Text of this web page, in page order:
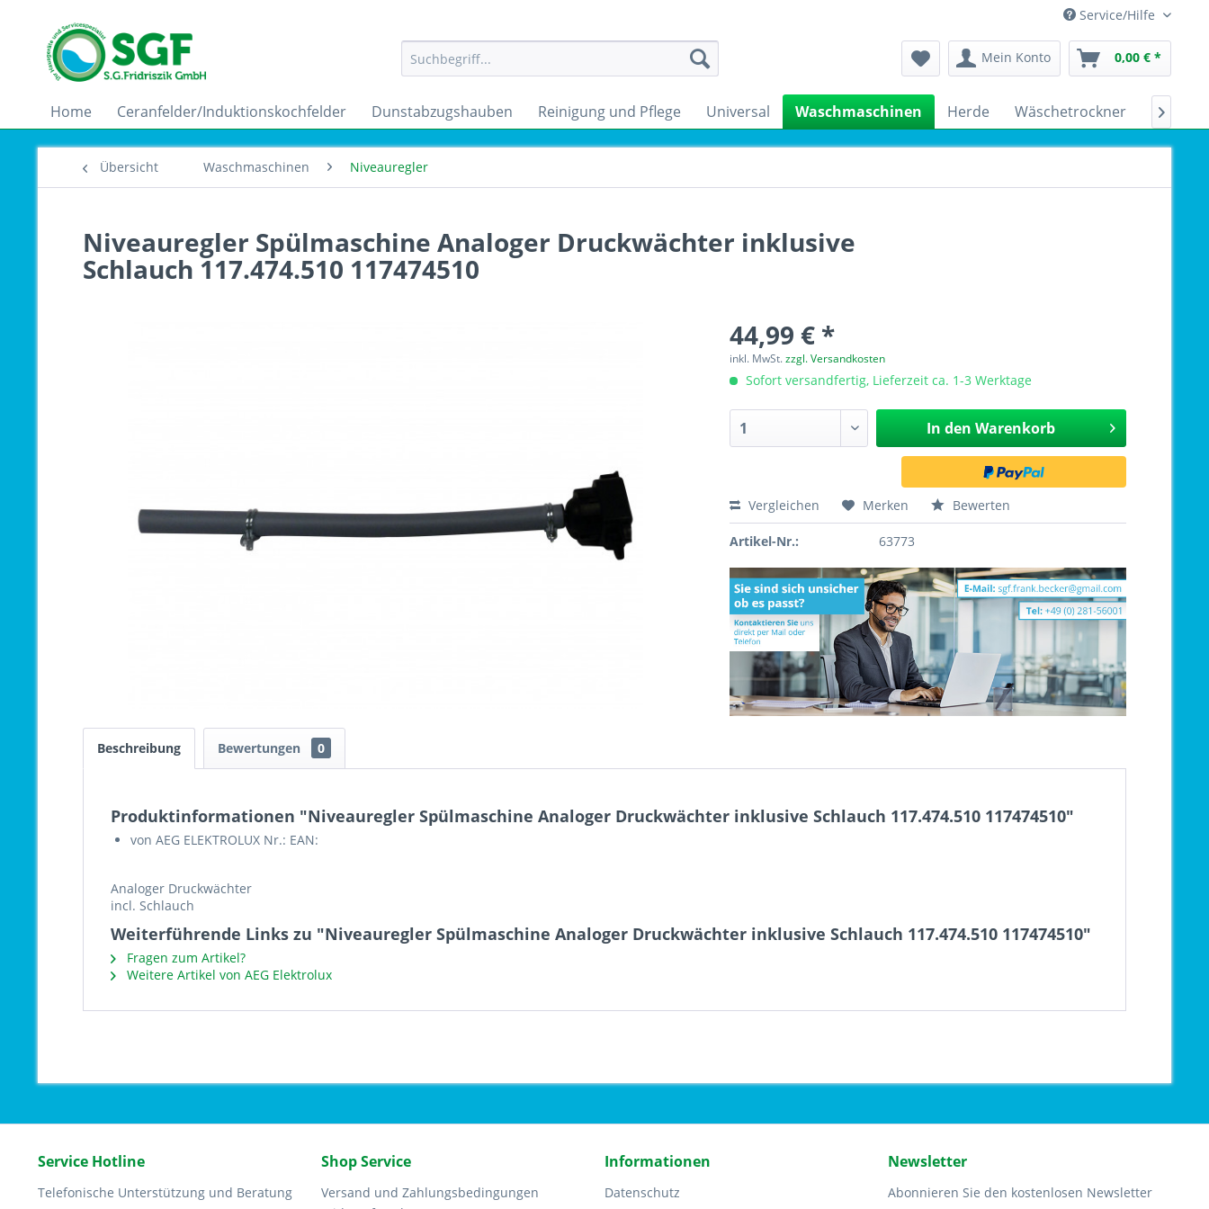
Service/Hilfe
Mein Konto 0,00 € *
Home Ceranfelder/Induktionskochfelder Dunstabzugshauben Reinigung und Pflege Universal Waschmaschinen Herde Wäschetrockner 
Übersicht Waschmaschinen Niveauregler
Niveauregler Spülmaschine Analoger Druckwächter inklusive
Schlauch 117.474.510 117474510
44,99 € *
inkl. MwSt.zzgl. Versandkosten
Sofort versandfertig, Lieferzeit ca. 1-3 Werktage
In den Warenkorb
Vergleichen Merken Bewerten
Artikel-Nr.: 63773
Beschreibung Bewertungen 0
Produktinformationen "Niveauregler Spülmaschine Analoger Druckwächter inklusive Schlauch 117.474.510 117474510"
von AEG ELEKTROLUX Nr.: EAN:
Analoger Druckwächter
incl. Schlauch
Weiterführende Links zu "Niveauregler Spülmaschine Analoger Druckwächter inklusive Schlauch 117.474.510 117474510"
Fragen zum Artikel?
Weitere Artikel von AEG Elektrolux
Service Hotline
Telefonische Unterstützung und Beratung
Shop Service
Versand und Zahlungsbedingungen
Informationen
Datenschutz
Newsletter
Abonnieren Sie den kostenlosen Newsletter